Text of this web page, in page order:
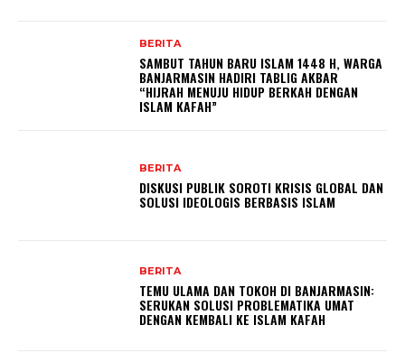
BERITA
SAMBUT TAHUN BARU ISLAM 1448 H, WARGA
BANJARMASIN HADIRI TABLIG AKBAR
“HIJRAH MENUJU HIDUP BERKAH DENGAN
ISLAM KAFAH”
BERITA
DISKUSI PUBLIK SOROTI KRISIS GLOBAL DAN
SOLUSI IDEOLOGIS BERBASIS ISLAM
BERITA
TEMU ULAMA DAN TOKOH DI BANJARMASIN:
SERUKAN SOLUSI PROBLEMATIKA UMAT
DENGAN KEMBALI KE ISLAM KAFAH